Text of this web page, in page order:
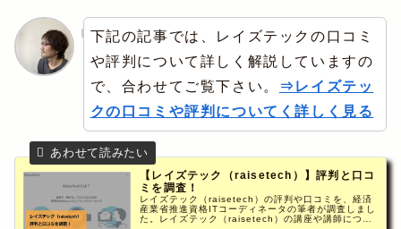
下記の記事では、レイズテックの口コミ
や評判について詳しく解説していますの
で、合わせてご覧下さい。
⇒レイズテッ
クの口コミや評判についてく詳しく見る
【レイズテック（raisetech）】評判と口コ
ミを調査！
レイズテック（raisetech）の評判や口コミを、経済
産業省推進資格ITコーディネータの筆者が調査しまし
た。レイズテック（raisetech）の講座や講師につい